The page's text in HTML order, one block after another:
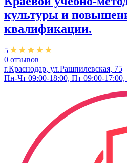
культуры и
квалификации.
5
0 отзывов
г.Краснодар, ул.Рашпилевская, 75
Пн-Чт 09:00-18:00, Пт 09:00-17:00,